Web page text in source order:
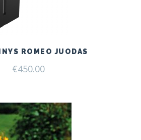
ROMEO JUODAS
€450.00